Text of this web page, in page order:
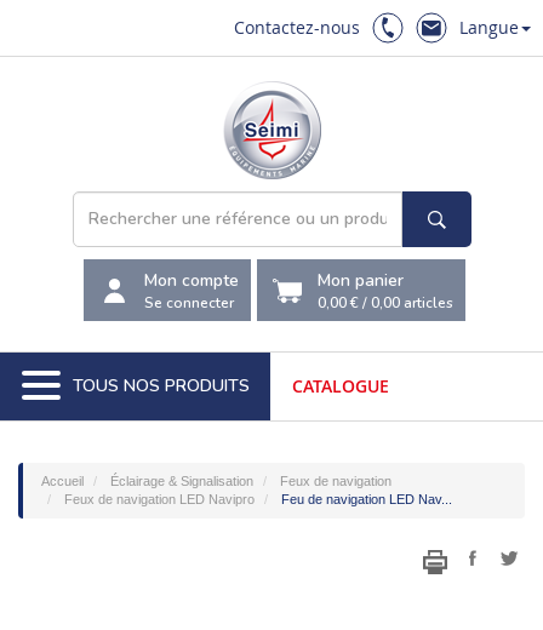
Contactez-nous Langue
Mon compte
Se connecter
Mon panier
0,00 €/0,00 articles
TOUS NOS PRODUITS CATALOGUE
Accueil Éclairage & Signalisation
Feux de navigation
Feux de navigation LED Navipro
Feu de navigation LED Nav...